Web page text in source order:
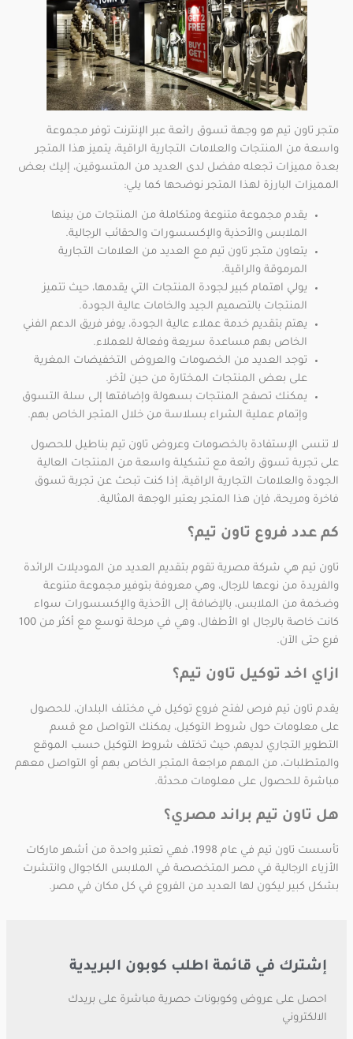
متجر تاون تيم هو وجهة تسوق رائعة عبر الإنترنت توفر مجموعة
واسعة من المنتجات والعلامات التجارية الراقية، يتميز هذا المتجر
بعدة مميزات تجعله مفضل لدى العديد من المتسوقين، إليك بعض
المميزات البارزة لهذا المتجر نوضحها كما يلي:
يقدم مجموعة متنوعة ومتكاملة من المنتجات من بينها
الملابس والأحذية والإكسسورات والحقائب الرجالية.
يتعاون متجر تاون تيم مع العديد من العلامات التجارية
المرموقة والراقية.
يولي اهتمام كبير لجودة المنتجات التي يقدمها، حيث تتميز
المنتجات بالتصميم الجيد والخامات عالية الجودة.
يهتم بتقديم خدمة عملاء عالية الجودة، يوفر فريق الدعم الفني
الخاص بهم مساعدة سريعة وفعالة للعملاء.
توجد العديد من الخصومات والعروض التخفيضات المغرية
على بعض المنتجات المختارة من حين لأخر.
يمكنك تصفح المنتجات بسهولة وإضافتها إلى سلة التسوق
وإتمام عملية الشراء بسلاسة من خلال المتجر الخاص بهم.
لا تنسى الإستفادة بالخصومات وعروض تاون تيم بناطيل للحصول
على تجربة تسوق رائعة مع تشكيلة واسعة من المنتجات العالية
الجودة والعلامات التجارية الراقية، إذا كنت تبحث عن تجربة تسوق
فاخرة ومريحة، فإن هذا المتجر يعتبر الوجهة المثالية.
كم عدد فروع تاون تيم؟
تاون تيم هي شركة مصرية تقوم بتقديم العديد من الموديلات الرائدة
والفريدة من نوعها للرجال، وهي معروفة بتوفير مجموعة متنوعة
وضخمة من الملابس، بالإضافة إلى الأحذية والإكسسورات سواء
كانت خاصة بالرجال او الأطفال، وهي في مرحلة توسع مع أكثر من 100
فرع حتى الآن.
ازاي اخد توكيل تاون تيم؟
يقدم تاون تيم فرص لفتح فروع توكيل في مختلف البلدان، للحصول
على معلومات حول شروط التوكيل، يمكنك التواصل مع قسم
التطوير التجاري لديهم، حيث تختلف شروط التوكيل حسب الموقع
والمتطلبات، من المهم مراجعة المتجر الخاص بهم أو التواصل معهم
مباشرة للحصول على معلومات محدثة.
هل تاون تيم براند مصري؟
تأسست تاون تيم في عام 1998، فهي تعتبر واحدة من أشهر ماركات
الأزياء الرجالية في مصر المتخصصة في الملابس الكاجوال وانتشرت
بشكل كبير ليكون لها العديد من الفروع في كل مكان في مصر.
إشترك في قائمة اطلب كوبون البريدية
احصل على عروض وكوبونات حصرية مباشرة على بريدك
الالكتروني